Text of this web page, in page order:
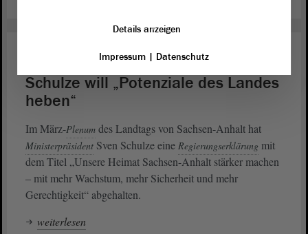
04. März 2026
Schulze will „Potenziale des Landes
heben“
Im März-Plenum des Landtags von Sachsen-Anhalt hat
Ministerpräsident Sven Schulze eine Regierungserklärung mit
dem Titel „Unsere Heimat Sachsen-Anhalt stärker machen
‒ mit mehr Wachstum, mehr Sicherheit und mehr
Gerechtigkeit“ abgehalten.
weiterlesen
Details anzeigen
Impressum| Datenschutz